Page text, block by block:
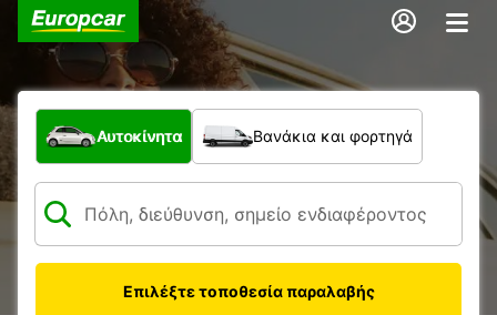
Τι τύπος οχήματος;
Αυτοκίνητα Βανάκια και φορτηγά
Επιλέξτε τοποθεσία παραλαβής